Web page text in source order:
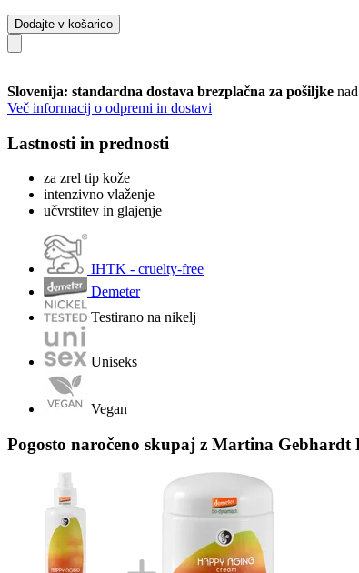
Dodajte v košarico
Slovenija: standardna dostava brezplačna za pošiljke
Več informacij o odpremi in dostavi
Lastnosti in prednosti
za zrel tip kože
intenzivno vlaženje
učvrstitev in glajenje
IHTK - cruelty-free
Demeter
Testirano na nikelj
Uniseks
Vegan
Pogosto naročeno skupaj z Martina